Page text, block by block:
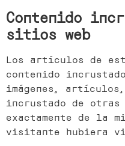
Contenido
sitios web
Los artículos de
contenido
imágenes,
incrustado de otras
exactamente de la
visitante hubiera